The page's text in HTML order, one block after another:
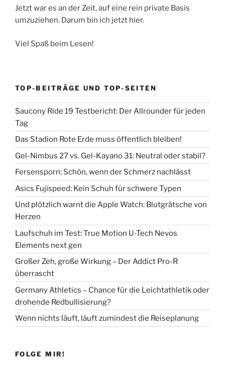
Jetzt war es an der Zeit, auf eine rein private Basis
umzuziehen. Darum bin ich jetzt hier.
Viel Spaß beim Lesen!
TOP-BEITRÄGE UND TOP-SEITEN
Saucony Ride 19 Testbericht: Der Allrounder für jeden
Tag
Das Stadion Rote Erde muss öffentlich bleiben!
Gel-Nimbus 27 vs. Gel-Kayano 31: Neutral oder stabil?
Fersensporn: Schön, wenn der Schmerz nachlässt
Asics Fujispeed: Kein Schuh für schwere Typen
Und plötzlich warnt die Apple Watch: Blutgrätsche von
Herzen
Laufschuh im Test: True Motion U-Tech Nevos
Elements next gen
Großer Zeh, große Wirkung – Der Addict Pro-R
überrascht
Germany Athletics – Chance für die Leichtathletik oder
drohende Redbullisierung?
Wenn nichts läuft, läuft zumindest die Reiseplanung
FOLGE MIR!